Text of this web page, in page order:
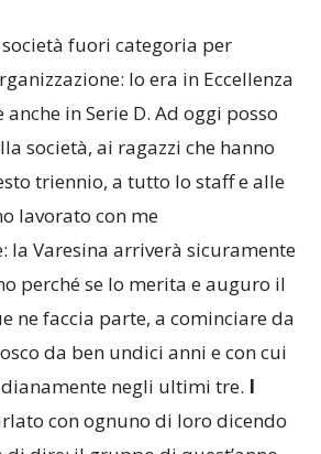
augurio che vuoi fare alla
fuori categoria per
lo era in Eccellenza
anche in Serie D. Ad oggi posso
società, ai ragazzi che hanno
triennio, a tutto lo staff e alle
lavorato con me
la Varesina arriverà sicuramente
perché se lo merita e auguro il
ne faccia parte, a cominciare da
da ben undici anni e con cui